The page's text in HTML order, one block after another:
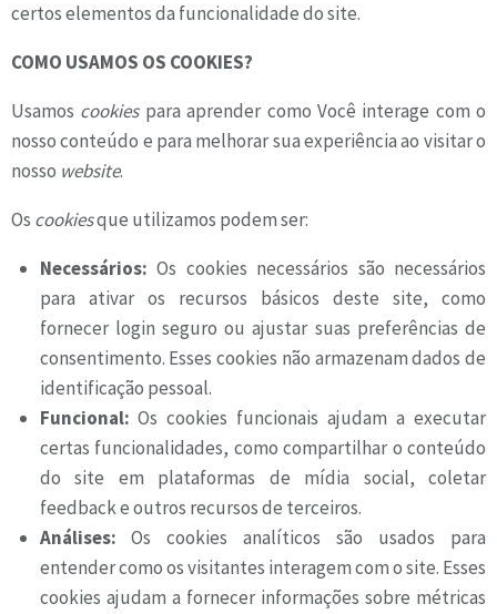
certos elementos da funcionalidade do site.
COMO USAMOS OS COOKIES?
Usamos cookiespara aprender como Você interage com o
nosso conteúdo e para melhorar sua experiência ao visitar o
nosso website.
Os cookiesque utilizamos podem ser:
Necessários: Os cookies necessários são necessários
para ativar os recursos básicos deste site, como
fornecer login seguro ou ajustar suas preferências de
consentimento. Esses cookies não armazenam dados de
identificação pessoal.
Funcional: Os cookies funcionais ajudam a executar
certas funcionalidades, como compartilhar o conteúdo
do site em plataformas de mídia social, coletar
feedback e outros recursos de terceiros.
Análises:Os cookies analíticos são usados para
entender como os visitantes interagem com o site. Esses
cookies ajudam a fornecer informações sobre métricas